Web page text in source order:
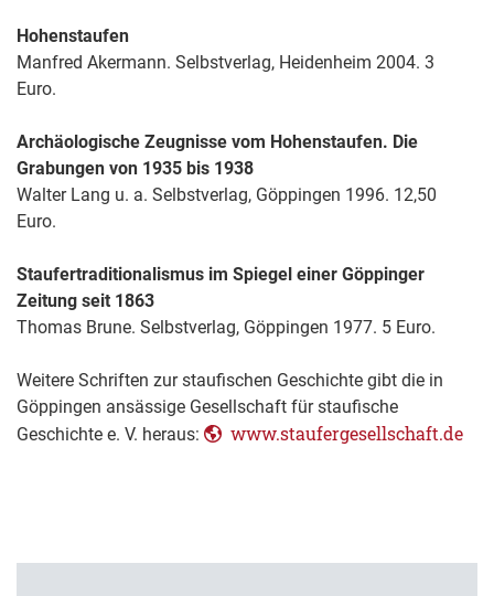
Hohenstaufen
Manfred Akermann. Selbstverlag, Heidenheim 2004. 3
Euro.
Archäologische Zeugnisse vom Hohenstaufen. Die
Grabungen von 1935 bis 1938
Walter Lang u. a. Selbstverlag, Göppingen 1996. 12,50
Euro.
Staufertraditionalismus im Spiegel einer Göppinger
Zeitung seit 1863
Thomas Brune. Selbstverlag, Göppingen 1977. 5 Euro.
Weitere Schriften zur staufischen Geschichte gibt die in
Göppingen ansässige Gesellschaft für staufische
Geschichte e. V. heraus:
www.staufergesellschaft.de